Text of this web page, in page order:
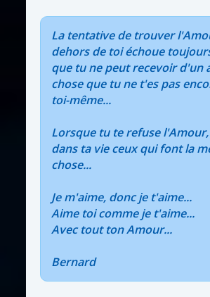
La tentative de trouver
dehors de toi échoue
que tu ne peut recevoir d'un
chose que tu ne t'es pas
toi-même...
Lorsque tu te refuse
dans ta vie ceux qui font la
chose...
Je m'aime, donc je t'aime...
Aime toi comme je t'aime...
Avec tout ton Amour...
Bernard